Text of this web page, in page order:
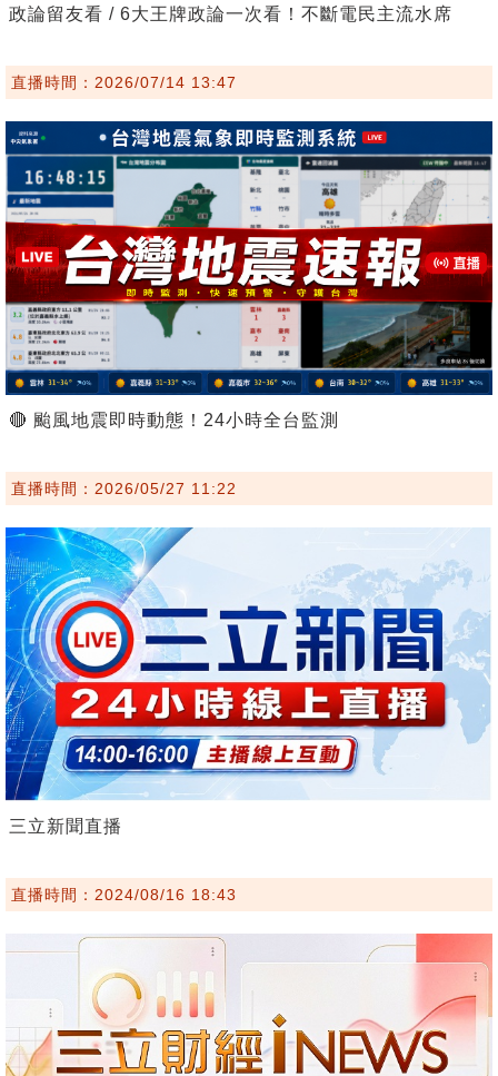
政論留友看 / 6大王牌政論一次看！不斷電民主流水席
直播時間：2026/07/14 13:47
🔴 颱風地震即時動態！24小時全台監測
直播時間：2026/05/27 11:22
三立新聞直播
直播時間：2024/08/16 18:43